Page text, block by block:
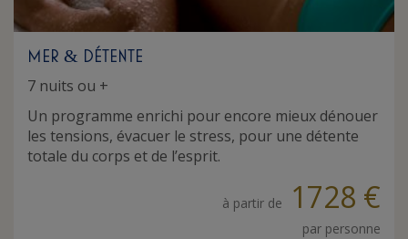
MER & DÉTENTE
7 nuits ou +
Un programme enrichi pour encore mieux dénouer
les tensions, évacuer le stress, pour une détente
totale du corps et de l’esprit.
à partir de 1728 €
par personne